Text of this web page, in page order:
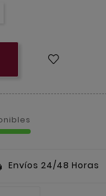
Envíos 24/48 Horas